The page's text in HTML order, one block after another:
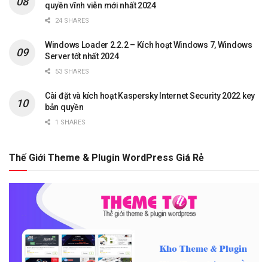
quyền vĩnh viễn mới nhất 2024
24 SHARES
Windows Loader 2.2.2 – Kích hoạt Windows 7, Windows
Server tốt nhất 2024
53 SHARES
Cài đặt và kích hoạt Kaspersky Internet Security 2022 key
bản quyền
1 SHARES
Thế Giới Theme & Plugin WordPress Giá Rẻ